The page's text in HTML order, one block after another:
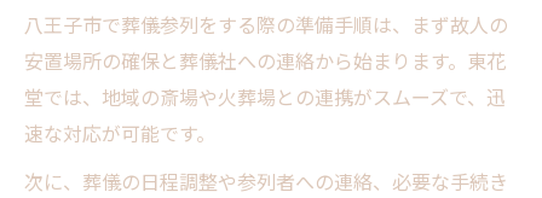
八王子市で葬儀参列をする際の準備手順は、まず故人の
安置場所の確保と葬儀社への連絡から始まります。東花
堂では、地域の斎場や火葬場との連携がスムーズで、迅
速な対応が可能です。
次に、葬儀の日程調整や参列者への連絡、必要な手続き